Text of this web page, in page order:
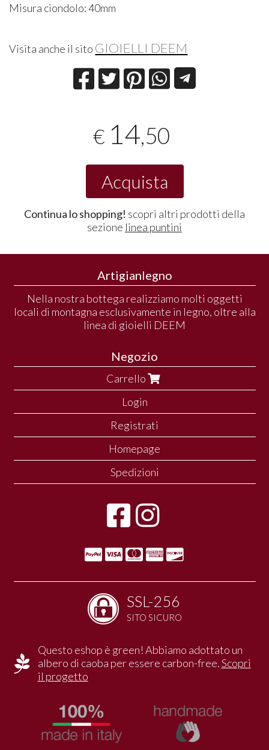
Misura ciondolo: 40mm
Visita anche il sito GIOIELLI DEEM
€ 14,50
Acquista
Continua lo shopping! scopri altri prodotti della
sezione linea puntini
Artigianlegno
Nella nostra bottega realizziamo molti oggetti
locali di montagna esclusivamente in legno, oltre alla
linea di gioielli DEEM
Negozio
Carrello
Login
Registrati
Homepage
Spedizioni
SSL-256
SITO SICURO
Questo eshop è green! Abbiamo adottato un
albero di caoba per essere carbon-free.Scopri
il progetto